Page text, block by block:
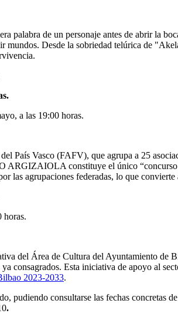
palabra de un personaje antes de abrir la
mundos. Desde la sobriedad telúrica de
a las 19:00 horas.
País Vasco (FAFV), que agrupa a 25
ARGIZAIOLA constituye el único
las agrupaciones federadas, lo que
horas.
del Área de Cultura del Ayuntamiento de
consagrados. Esta iniciativa de apoyo al
2023-2033.
pudiendo consultarse las fechas
.